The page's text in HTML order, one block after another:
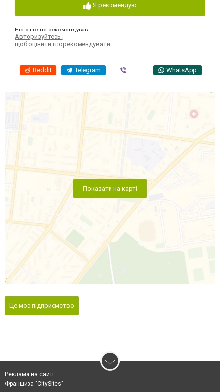
Я рекомендую
Ніхто ще не рекомендував
Авторизуйтесь
щоб оцінити і порекомендувати
Reddit Telegram WhatsApp
Показати на карті
Це моє підприємство
Реклама на сайті
Франшиза "CitySites"